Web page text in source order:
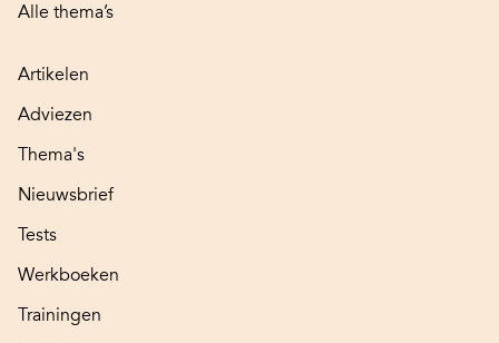
Alle thema’s
Artikelen
Adviezen
Thema's
Nieuwsbrief
Tests
Werkboeken
Trainingen